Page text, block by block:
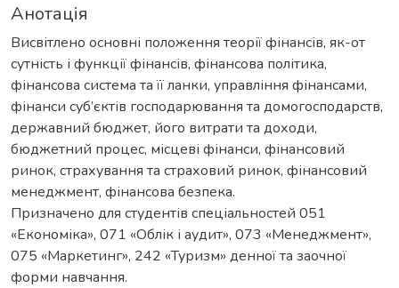
Анотація
Висвітлено основні положення теорії фінансів, як-от
сутність і функції фінансів, фінансова політика,
фінансова система та її ланки, управління фінансами,
фінанси суб’єктів господарювання та домогосподарств,
державний бюджет, його витрати та доходи,
бюджетний процес, місцеві фінанси, фінансовий
ринок, страхування та страховий ринок, фінансовий
менеджмент, фінансова безпека.
Призначено для студентів спеціальностей 051
«Економіка», 071 «Облік і аудит», 073 «Менеджмент»,
075 «Маркетинг», 242 «Туризм» денної та заочної
форми навчання.